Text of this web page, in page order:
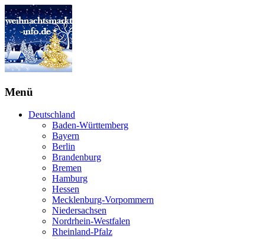
Menü
Deutschland
Baden-Württemberg
Bayern
Berlin
Brandenburg
Bremen
Hamburg
Hessen
Mecklenburg-Vorpommern
Niedersachsen
Nordrhein-Westfalen
Rheinland-Pfalz